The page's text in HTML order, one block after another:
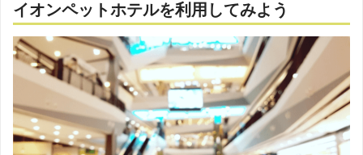
イオンペットホテルを利用してみよう